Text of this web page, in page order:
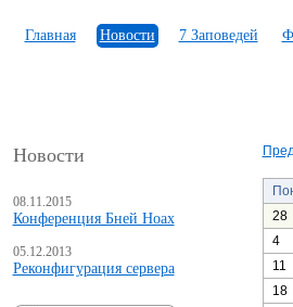
Главная Новости 7 Заповедей
Новости
08.11.2015
Конференция Бней Ноах
05.12.2013
Реконфигурация сервера
28
4
11
18